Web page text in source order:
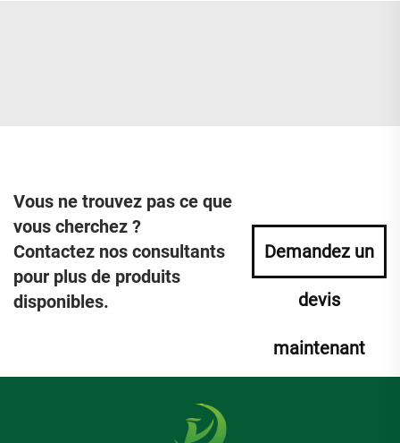
Vous ne trouvez pas ce que
vous cherchez ?
Contactez nos consultants
pour plus de produits
disponibles.
Demandez un
devis
maintenant